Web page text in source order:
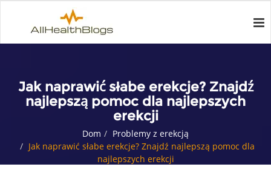
Jak naprawić słabe erekcje? Znajdź
najlepszą pomoc dla najlepszych
erekcji
Dom
Problemy z erekcją
Jak naprawić słabe erekcje? Znajdź najlepszą pomoc dla
najlepszych erekcji